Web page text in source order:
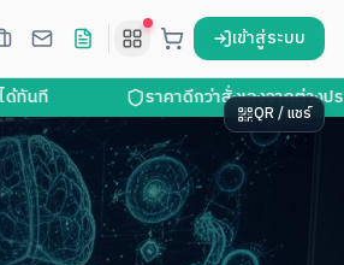
เข้าสู่ระบบ
ราคาดีกว่าสั่งเองจากต่างประเท
QR / แชร์